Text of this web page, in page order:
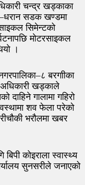
चन्द्र खड्काका
सडक खण्डमा
सिमेन्टको
मोटरसाइकल
।
बरगाीका
अधिकारी खड्काले
गालामा गहिरो
शव फेला परेको
भरौलमा खबर
कोइराला स्वास्थ्य
सुनसरीले जनाएको